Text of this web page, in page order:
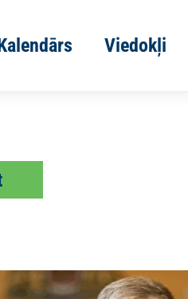
Viedokļi